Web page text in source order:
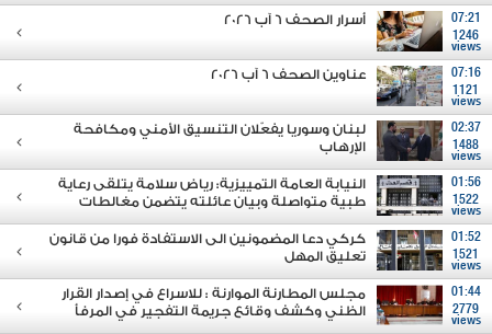
07:21
1246
views
أسرار الصحف 6 آب 2026
07:16
1121
views
عناوين الصحف 6 آب 2026
02:37
1488
views
لبنان وسوريا يفعّلان التنسيق الأمني ومكافحة
الإرهاب
01:56
1522
views
النيابة العامة التمييزية: رياض سلامة يتلقى رعاية
طبية متواصلة وبيان عائلته يتضمن مغالطات
01:52
1521
views
كركي دعا المضمونين الى الاستفادة فورا من قانون
تعليق المهل
01:44
2779
views
مجلس المطارنة الموارنة : للاسراع في إصدار القرار
الظني وكشف وقائع جريمة التفجير في المرفأ